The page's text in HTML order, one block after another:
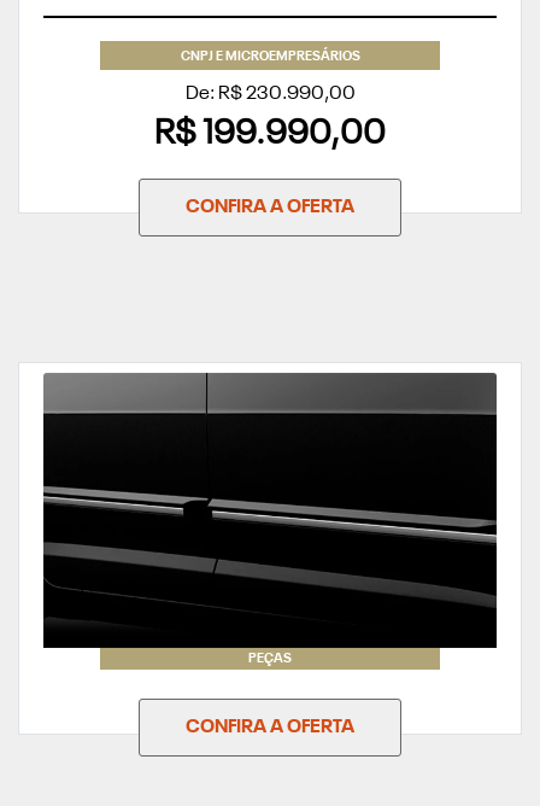
CNPJ E MICROEMPRESÁRIOS
De: R$ 230.990,00
R$ 199.990,00
CONFIRA A OFERTA
PEÇAS
CONFIRA A OFERTA